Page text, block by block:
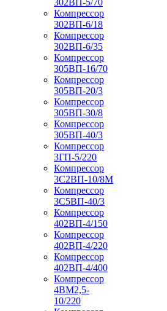
Компрессор
302ВП-6/18
Компрессор
302ВП-6/35
Компрессор
305ВП-16/70
Компрессор
305ВП-20/3
Компрессор
305ВП-30/8
Компрессор
305ВП-40/3
Компрессор
3ГП-5/220
Компрессор
3С2ВП-10/8М
Компрессор
3С5ВП-40/3
Компрессор
402ВП-4/150
Компрессор
402ВП-4/220
Компрессор
402ВП-4/400
Компрессор
4ВМ2,5-
10/220